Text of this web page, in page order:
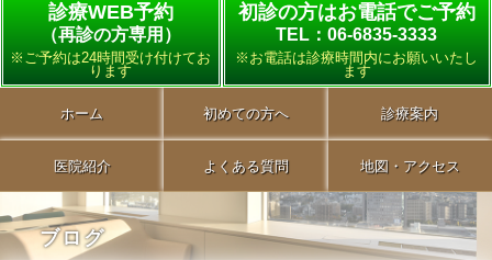
診療WEB予約
（再診の方専用）
※ご予約は24時間受け付けてお
ります
初診の方はお電話でご予約
TEL：06-6835-3333
※お電話は診療時間内にお願いいたし
ます
ホーム 初めての方へ 診療案内
医院紹介 よくある質問 地図・アクセス
ブログ